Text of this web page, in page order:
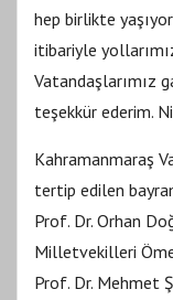
hep birlikte
itibariyle
Vatandaşlarımız
teşekkür ederim.
Kahramanmaraş
tertip edilen
Prof. Dr. Orhan
Milletvekilleri
Prof. Dr. Mehmet